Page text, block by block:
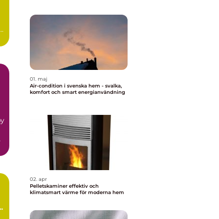
01. maj
Air-condition i svenska hem - svalka,
komfort och smart energianvändning
02. apr
Pelletskaminer effektiv och
klimatsmart värme för moderna hem